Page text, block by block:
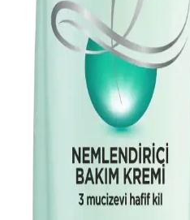
İnce telli saçlar için tasarlanan
doğal ve kalıcı hacim sağlar,
bakımda vazgeçilmez olur.
2025'te Elseve Mucizevi
Elseve Mucizevi Yağ ile saçlarınıza
Doğru kullanımı
2025'te Kıvırcık Saç
Şampuanlarıyla Tanışın